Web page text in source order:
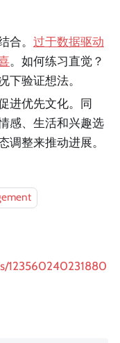
合。 过于数据驱动
。如何练习直觉？
下验证想法。
进优先文化。同
感、生活和兴趣选
调整来推动进展。
123560240231880